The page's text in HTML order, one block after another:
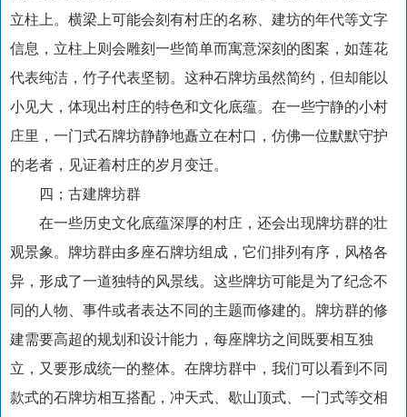
立柱上。横梁上可能会刻有村庄的名称、建坊的年代等文字
信息，立柱上则会雕刻一些简单而寓意深刻的图案，如莲花
代表纯洁，竹子代表坚韧。这种石牌坊虽然简约，但却能以
小见大，体现出村庄的特色和文化底蕴。在一些宁静的小村
庄里，一门式石牌坊静静地矗立在村口，仿佛一位默默守护
的老者，见证着村庄的岁月变迁。
四；古建牌坊群
在一些历史文化底蕴深厚的村庄，还会出现牌坊群的壮
观景象。牌坊群由多座石牌坊组成，它们排列有序，风格各
异，形成了一道独特的风景线。这些牌坊可能是为了纪念不
同的人物、事件或者表达不同的主题而修建的。牌坊群的修
建需要高超的规划和设计能力，每座牌坊之间既要相互独
立，又要形成统一的整体。在牌坊群中，我们可以看到不同
款式的石牌坊相互搭配，冲天式、歇山顶式、一门式等交相